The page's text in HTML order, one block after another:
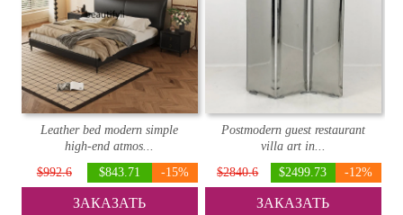
Leather bed modern simple
high-end atmos...
$992.6
$843.71 -15%
ЗАКАЗАТЬ
Postmodern guest restaurant
villa art in...
$2840.6
$2499.73 -12%
ЗАКАЗАТЬ